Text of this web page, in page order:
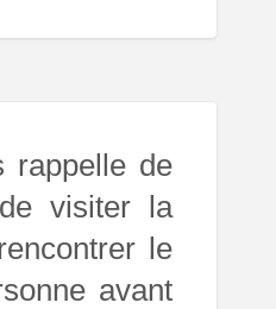
rappelle de
visiter la
le
avant